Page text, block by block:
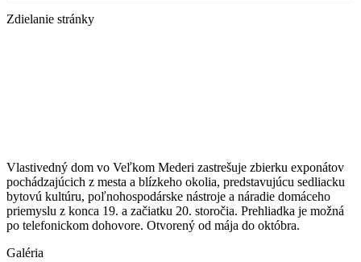
Zdielanie stránky
Vlastivedný dom vo Veľkom Mederi zastrešuje zbierku exponátov
pochádzajúcich z mesta a blízkeho okolia, predstavujúcu sedliacku
bytovú kultúru, poľnohospodárske nástroje a náradie domáceho
priemyslu z konca 19. a začiatku 20. storočia. Prehliadka je možná
po telefonickom dohovore. Otvorený od mája do októbra.
Galéria